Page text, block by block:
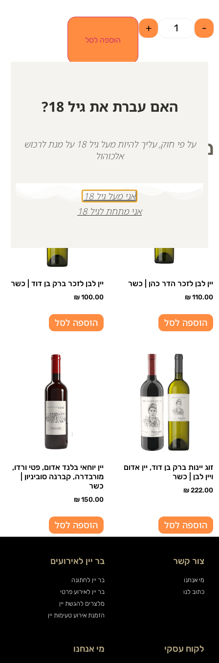
-
+
הוספה לסל
מוצרים קשורים
יין לבן לזכר הדר כהן | כשר
₪110.00
הוספה לסל
יין לבן לזכר ברק בן דוד | כשר
₪100.00
הוספה לסל
זוג יינות ברק בן דוד, יין אדום
ויין לבן | כשר
₪222.00
הוספה לסל
יין יוחאי בלנד אדום, פטי ורדו,
מורבדרה, קברנה סוביניון |
כשר
₪150.00
הוספה לסל
צור קשר
מי אנחנו
כתוב לנו
בר יין לאירועים
בר יין לחתונה
בר יין לאירוע פרטי
מלצרים להגשת יין
הזמנת אירוע טעימות יין
לקוח עסקי מי אנחנו
האם עברת את גיל 18?
על פי חוק, עליך להיות מעל גיל 18 על מנת לרכוש
אלכוהול
אני מעל גיל 18
אני מתחת לגיל 18